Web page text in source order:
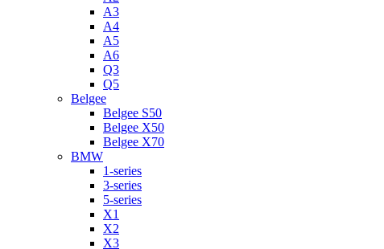
A3
A4
A5
A6
Q3
Q5
Belgee
Belgee S50
Belgee X50
Belgee X70
BMW
1-series
3-series
5-series
X1
X2
X3